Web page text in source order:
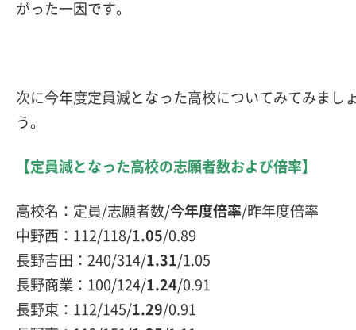
がった一因です。
次に今年度定員減となった高校についてみてみまし
う。
【定員減となった高校の志願者数および倍率】
高校名：定員/志願者数/今年度倍率/昨年度倍率
中野西：112/118/1.05/0.89
長野吉田：240/314/1.31 /1.05
長野商業：100/124/1.24/0.91
長野東：112/145/1.29/0.91